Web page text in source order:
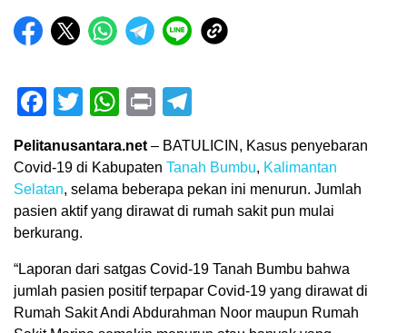
Facebook
TwitterWhatsApp
Print
Pelitanusantara.net – BATULICIN, Kasus penyebaran
Covid-19 di Kabupaten Tanah Bumbu, Kalimantan
Selatan, selama beberapa pekan ini menurun. Jumlah
pasien aktif yang dirawat di rumah sakit pun mulai
berkurang.
“Laporan dari satgas Covid-19 Tanah Bumbu bahwa
jumlah pasien positif terpapar Covid-19 yang dirawat di
Rumah Sakit Andi Abdurahman Noor maupun Rumah